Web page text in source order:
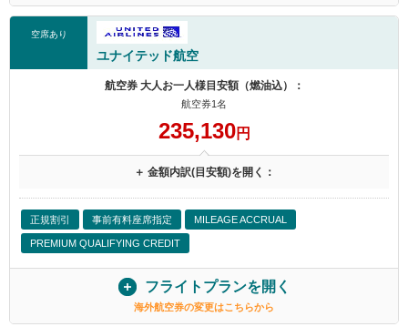
空席あり
ユナイテッド航空
航空券 大人お一人様目安額（燃油込）：
航空券1名
235,130円
＋ 金額内訳(目安額)を開く：
正規割引 事前有料座席指定 MILEAGE ACCRUAL
PREMIUM QUALIFYING CREDIT
フライトプランを開く
海外航空券の変更はこちらから